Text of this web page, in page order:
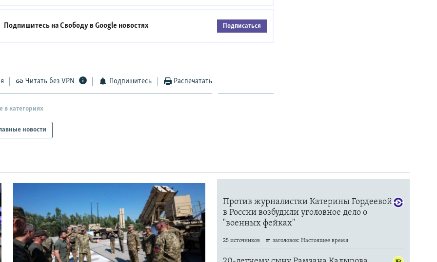
Подпишитесь на Свободу вGoogle новостях Подписаться
Читать без VPN Подпишитесь Распечатать
в категориях
новости